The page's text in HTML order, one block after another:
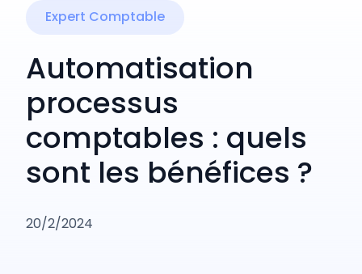
Expert Comptable
Automatisation
processus
comptables : quels
sont les bénéfices ?
20/2/2024